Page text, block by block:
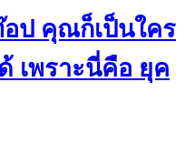
ป คุณก็เป็นใคร
เพราะนี่คือ ยุค